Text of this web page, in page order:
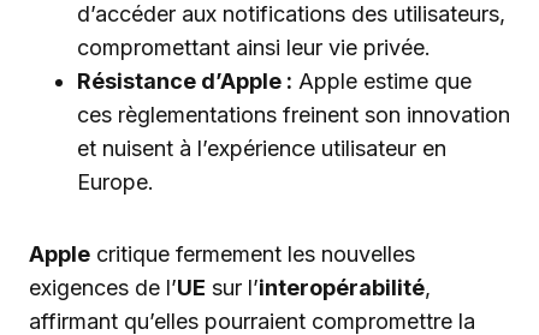
d’accéder aux notifications des utilisateurs,
compromettant ainsi leur vie privée.
Résistance d’Apple : Apple estime que
ces règlementations freinent son innovation
et nuisent à l’expérience utilisateur en
Europe.
Apple critique fermement les nouvelles
exigences de l’UE sur l’interopérabilité,
affirmant qu’elles pourraient compromettre la